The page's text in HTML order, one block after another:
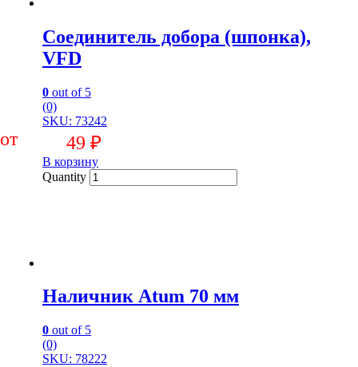
Соединитель добора (шпонка),
VFD
0 out of 5
(0)
SKU: 73242
49 ₽
В корзину
Quantity
Наличник Atum 70 мм
0 out of 5
(0)
SKU: 78222